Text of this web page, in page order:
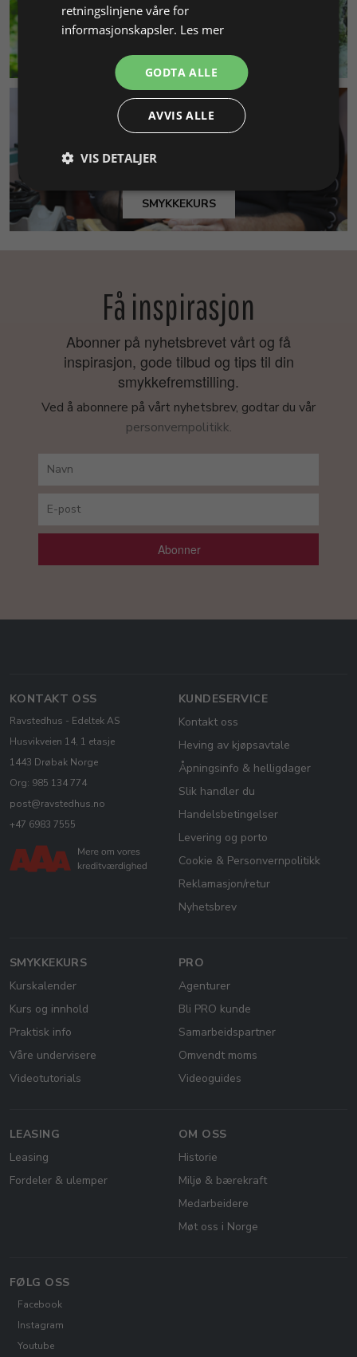
SMYKKEKURS
Få inspirasjon
Abonner på nyhetsbrevet vårt og få
inspirasjon, gode tilbud og tips til din
smykkefremstilling.
Ved å abonnere på vårt nyhetsbrev, godtar du vår
personvernpolitikk.
Abonner
KONTAKT OSS
Ravstedhus - Edeltek AS
Husvikveien 14, 1 etasje
1443 Drøbak Norge
Org: 985 134 774
post@ravstedhus.no
+47 6983 7555
KUNDESERVICE
Kontakt oss
Heving av kjøpsavtale
Åpningsinfo & helligdager
Slik handler du
Handelsbetingelser
Levering og porto
Cookie & Personvernpolitikk
Reklamasjon/retur
Nyhetsbrev
SMYKKEKURS
Kurskalender
Kurs og innhold
Praktisk info
Våre undervisere
Videotutorials
PRO
Agenturer
Bli PRO kunde
Samarbeidspartner
Omvendt moms
Videoguides
LEASING
Leasing
Fordeler & ulemper
OM OSS
Historie
Miljø & bærekraft
Medarbeidere
Møt oss i Norge
FØLG OSS
Facebook
Instagram
Youtube
retningslinjene våre for
informasjonskapsler. Les mer
GODTA ALLE
AVVIS ALLE
VIS DETALJER